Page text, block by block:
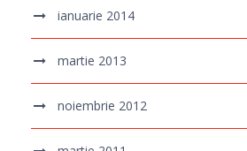
ianuarie 2014
martie 2013
noiembrie 2012